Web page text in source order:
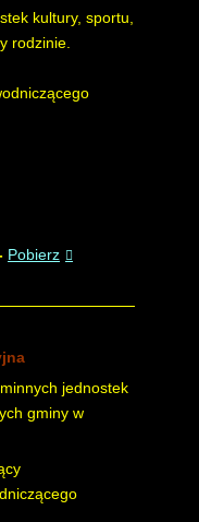
kultury, sportu,
rodzinie.
Pobierz
jednostek
gminy w